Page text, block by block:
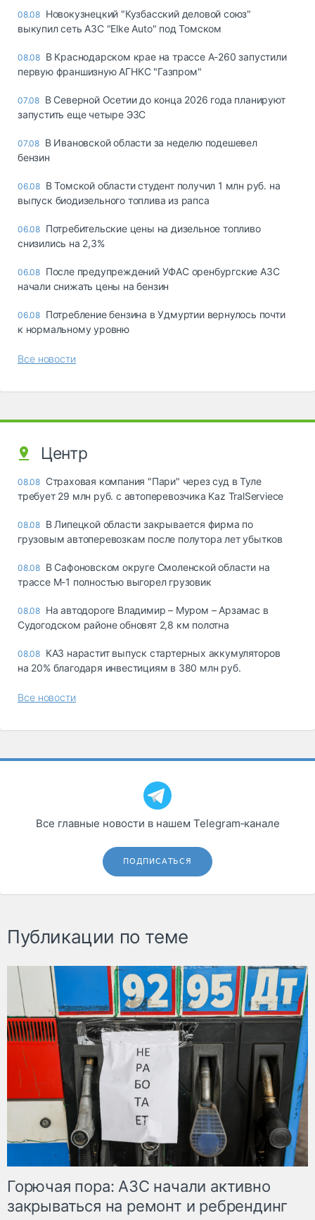
08.08 Новокузнецкий "Кузбасский деловой союз"
выкупил сеть АЗС "Elke Auto" под Томском
08.08 В Краснодарском крае на трассе А-260 запустили
первую франшизную АГНКС "Газпром"
07.08 В Северной Осетии до конца 2026 года планируют
запустить еще четыре ЭЗС
07.08 В Ивановской области за неделю подешевел
бензин
06.08 В Томской области студент получил 1 млн руб. на
выпуск биодизельного топлива из рапса
06.08 Потребительские цены на дизельное топливо
снизились на 2,3%
06.08 После предупреждений УФАС оренбургские АЗС
начали снижать цены на бензин
06.08 Потребление бензина в Удмуртии вернулось почти
к нормальному уровню
Все новости
Центр
08.08 Страховая компания "Пари" через суд в Туле
требует 29 млн руб. с автоперевозчика Kaz TralServiece
08.08 В Липецкой области закрывается фирма по
грузовым автоперевозкам после полутора лет убытков
08.08 В Сафоновском округе Смоленской области на
трассе М-1 полностью выгорел грузовик
08.08 На автодороге Владимир – Муром – Арзамас в
Судогодском районе обновят 2,8 км полотна
08.08 КАЗ нарастит выпуск стартерных аккумуляторов
на 20% благодаря инвестициям в 380 млн руб.
Все новости
Все главные новости в нашем Telegram‑канале
ПОДПИСАТЬСЯ
Публикации по теме
Горючая пора: АЗС начали активно
закрываться на ремонт и ребрендинг